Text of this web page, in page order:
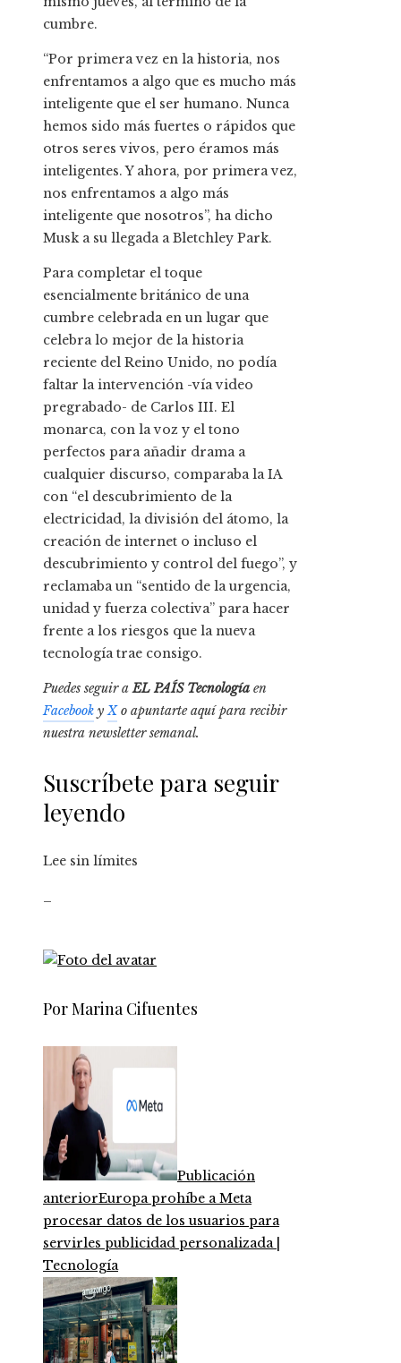
cumbre.
“Por primera vez en la historia, nos
enfrentamos a algo que es mucho más
inteligente que el ser humano. Nunca
hemos sido más fuertes o rápidos que
otros seres vivos, pero éramos más
inteligentes. Y ahora, por primera vez,
nos enfrentamos a algo más
inteligente que nosotros”, ha dicho
Musk a su llegada a Bletchley Park.
Para completar el toque
esencialmente británico de una
cumbre celebrada en un lugar que
celebra lo mejor de la historia
reciente del Reino Unido, no podía
faltar la intervención -vía video
pregrabado- de Carlos III. El
monarca, con la voz y el tono
perfectos para añadir drama a
cualquier discurso, comparaba la IA
con “el descubrimiento de la
electricidad, la división del átomo, la
creación de internet o incluso el
descubrimiento y control del fuego”, y
reclamaba un “sentido de la urgencia,
unidad y fuerza colectiva” para hacer
frente a los riesgos que la nueva
tecnología trae consigo.
Puedes seguir aEL PAÍS Tecnología en
Facebook yXo apuntarte aquí para recibir
nuestra newsletter semanal.
Suscríbete para seguir
leyendo
Lee sin límites
Por Marina Cifuentes
Publicación
anteriorEuropa prohíbe a Meta
procesar datos de los usuarios para
servirles publicidad personalizada |
Tecnología